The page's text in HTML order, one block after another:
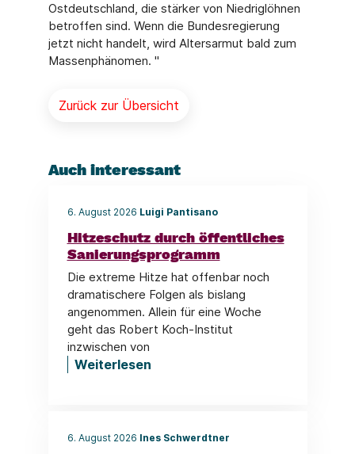
Ostdeutschland, die stärker von Niedriglöhnen
betroffen sind. Wenn die Bundesregierung
jetzt nicht handelt, wird Altersarmut bald zum
Massenphänomen. "
Zurück zur Übersicht
Auch interessant
6. August 2026 Luigi Pantisano
Hitzeschutz durch öffentliches
Sanierungsprogramm
Die extreme Hitze hat offenbar noch
dramatischere Folgen als bislang
angenommen. Allein für eine Woche
geht das Robert Koch-Institut
inzwischen von
Weiterlesen
6. August 2026 Ines Schwerdtner